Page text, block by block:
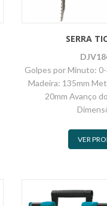
SERRA
Golpes por Minuto:
Madeira: 135mm
20mm Avanço
VER